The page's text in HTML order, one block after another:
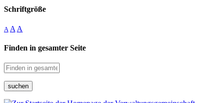
Schriftgröße
A A A
Finden in gesamter Seite
suchen